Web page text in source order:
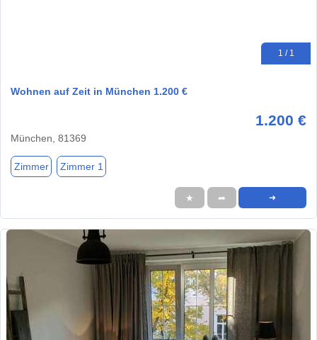
1 / 1
Wohnen auf Zeit in München 1.200 €
1.200 €
München, 81369
Zimmer Zimmer 1
★ ➦ ➜